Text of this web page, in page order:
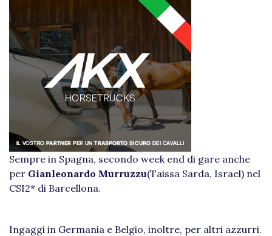
Sempre in Spagna, secondo week end di gare anche
per Gianleonardo Murruzzu(Taissa Sarda, Israel) nel
CSI2* di Barcellona.
Ingaggi in Germania e Belgio, inoltre, per altri azzurri.